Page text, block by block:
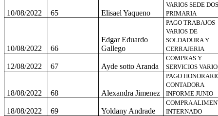
10/08/2022 65 Elisael Yaqueno
VARIOS SEDE DOS
PRIMARIA
10/08/2022 66
Edgar Eduardo
Gallego
PAGO TRABAJOS
VARIOS DE
SOLDADURA Y
CERRAJERIA
12/08/2022 67 Ayde sotto Aranda
COMPRAS Y
SERVICIOS
18/08/2022 68 Alexandra Jimenez
PAGO
CONTADORA
INFORME JUNIO
18/08/2022 69 Yoldany Andrade
COMPRA
INTERNADO